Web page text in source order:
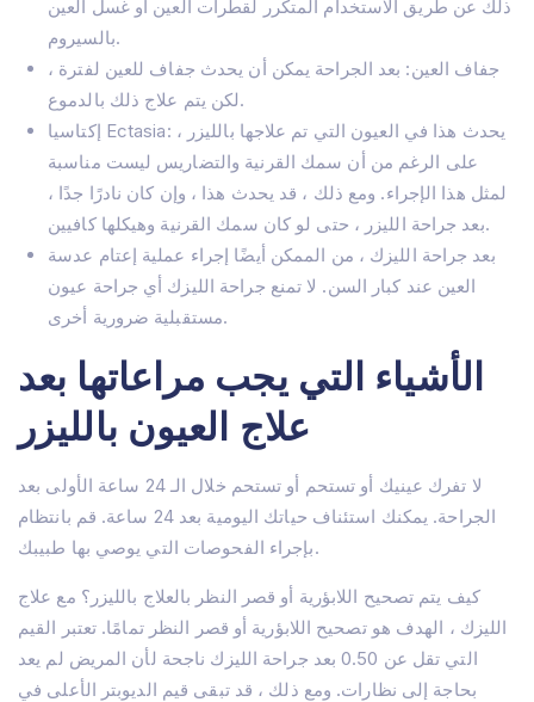
ذلك عن طريق الاستخدام المتكرر لقطرات العين أو غسل العين
بالسيروم.
جفاف العين: بعد الجراحة يمكن أن يحدث جفاف للعين لفترة ،
لكن يتم علاج ذلك بالدموع.
إكتاسيا Ectasia: يحدث هذا في العيون التي تم علاجها بالليزر ،
على الرغم من أن سمك القرنية والتضاريس ليست مناسبة
لمثل هذا الإجراء. ومع ذلك ، قد يحدث هذا ، وإن كان نادرًا جدًا ،
بعد جراحة الليزر ، حتى لو كان سمك القرنية وهيكلها كافيين.
بعد جراحة الليزك ، من الممكن أيضًا إجراء عملية إعتام عدسة
العين عند كبار السن. لا تمنع جراحة الليزك أي جراحة عيون
مستقبلية ضرورية أخرى.
الأشياء التي يجب مراعاتها بعد
علاج العيون بالليزر
لا تفرك عينيك أو تستحم أو تستحم خلال الـ 24 ساعة الأولى بعد
الجراحة. يمكنك استئناف حياتك اليومية بعد 24 ساعة. قم بانتظام
بإجراء الفحوصات التي يوصي بها طبيبك.
كيف يتم تصحيح اللابؤرية أو قصر النظر بالعلاج بالليزر؟ مع علاج
الليزك ، الهدف هو تصحيح اللابؤرية أو قصر النظر تمامًا. تعتبر القيم
التي تقل عن 0.50 بعد جراحة الليزك ناجحة لأن المريض لم يعد
بحاجة إلى نظارات. ومع ذلك ، قد تبقى قيم الديوبتر الأعلى في